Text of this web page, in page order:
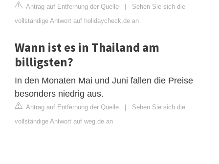
Antrag auf Entfernung der Quelle | Sehen Sie sich die
vollständige Antwort auf holidaycheck.de an
Wann ist es in Thailand am
billigsten?
In den Monaten Mai und Juni fallen die Preise
besonders niedrig aus.
Antrag auf Entfernung der Quelle | Sehen Sie sich die
vollständige Antwort auf weg.de an